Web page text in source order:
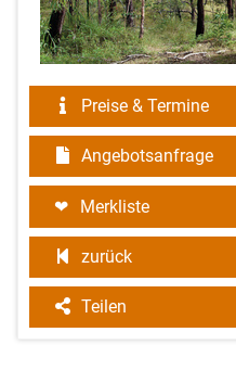
Preise & Termine
Angebotsanfrage
Merkliste
zurück
Teilen